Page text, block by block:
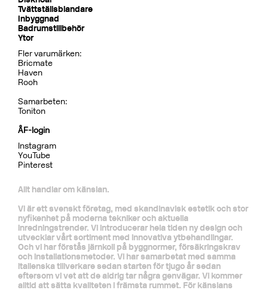
Tillbehör Inbyggnad
BOX300/300 Mattsvart
Pris 4995 kr